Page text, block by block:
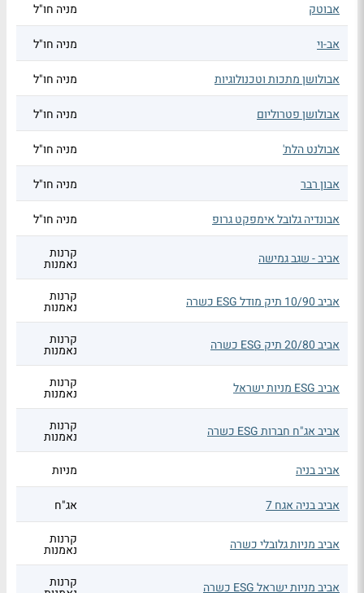
אבוטק מניה חו"ל
אב-וי מניה חו"ל
אבולושן מתכות וטכנולוגיות מניה חו"ל
אבולושן פטרוליום מניה חו"ל
אבולנט הלת' מניה חו"ל
אבון רבר מניה חו"ל
אבונדיה גלובל אימפקט גרופ מניה חו"ל
אביב - שגב גמישה קרנות
נאמנות
אביב 10/90 תיק מודל ESG כשרה קרנות
נאמנות
אביב 20/80 תיק ESG כשרה קרנות
נאמנות
אביב ESG מניות ישראל קרנות
נאמנות
אביב אג"ח חברות ESG כשרה קרנות
נאמנות
אביב בניה
מניות
אביב בניה אגח 7 אג"ח
אביב מניות גלובלי כשרה קרנות
נאמנות
אביב מניות ישראל ESG כשרה קרנות